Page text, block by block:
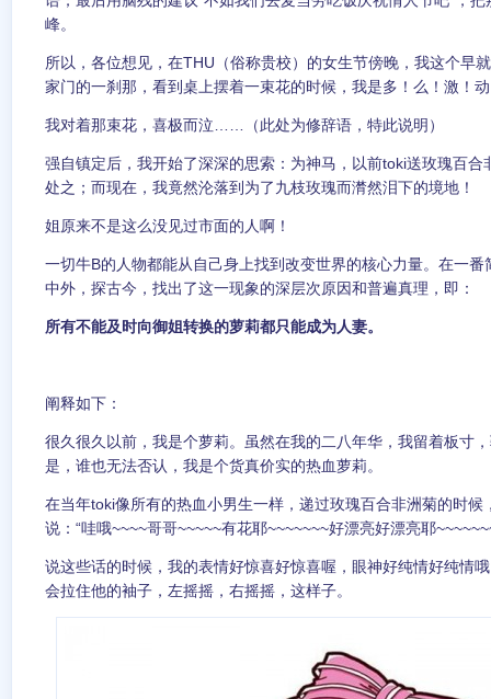
峰。
所以，各位想见，在THU（俗称贵校）的女生节傍晚，我这个早
家门的一刹那，看到桌上摆着一束花的时候，我是多！么！激！
我对着那束花，喜极而泣……（此处为修辞语，特此说明）
强自镇定后，我开始了深深的思索：为神马，以前toki送玫瑰百合
处之；而现在，我竟然沦落到为了九枝玫瑰而潸然泪下的境地！
姐原来不是这么没见过市面的人啊！
一切牛B的人物都能从自己身上找到改变世界的核心力量。在一
中外，探古今，找出了这一现象的深层次原因和普遍真理，即：
所有不能及时向御姐转换的萝莉都只能成为人妻。
阐释如下：
很久很久以前，我是个萝莉。虽然在我的二八年华，我留着板寸
是，谁也无法否认，我是个货真价实的热血萝莉。
在当年toki像所有的热血小男生一样，递过玫瑰百合非洲菊的时候
说：“哇哦~~~~哥哥~~~~~有花耶~~~~~~~好漂亮好漂亮耶
说这些话的时候，我的表情好惊喜好惊喜喔，眼神好纯情好纯情
会拉住他的袖子，左摇摇，右摇摇，这样子。